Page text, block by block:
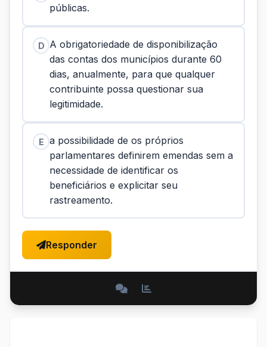
públicas.
D A obrigatoriedade de disponibilização
das contas dos municípios durante 60
dias, anualmente, para que qualquer
contribuinte possa questionar sua
legitimidade.
E a possibilidade de os próprios
parlamentares definirem emendas sem a
necessidade de identificar os
beneficiários e explicitar seu
rastreamento.
Responder